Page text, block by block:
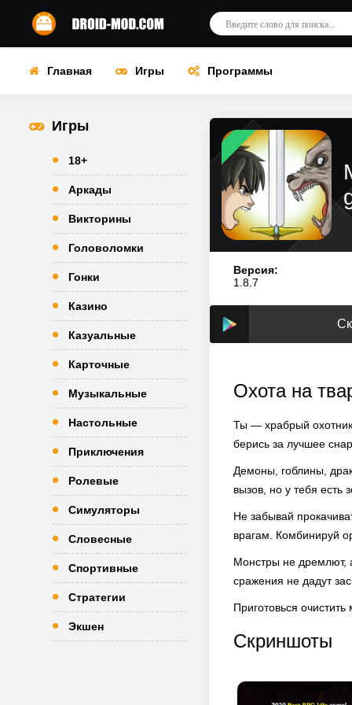
Главная Игры Программы
Игры
18+
Аркады
Викторины
Головоломки
Гонки
Казино
Казуальные
Карточные
Музыкальные
Настольные
Приключения
Ролевые
Симуляторы
Словесные
Спортивные
Стратегии
Экшен
Версия:
1.8.7
Охота на
Ты — храбрый
берись за лучшее
Демоны, гоблины,
вызов, но у тебя есть
Не забывай
врагам. Комбинируй
Монстры не дремлют,
сражения не дадут
Приготовься
Скриншоты